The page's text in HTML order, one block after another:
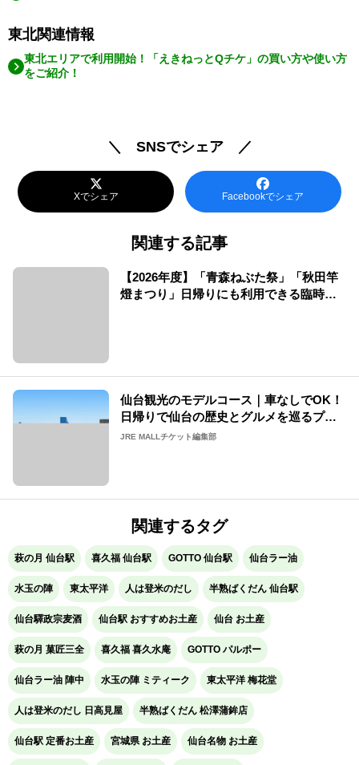
東北関連情報
東北エリアで利用開始！「えきねっとQチケ」の買い方や使い方
をご紹介！
＼ SNSでシェア ／
Xでシェア Facebookでシェア
関連する記事
【2026年度】「青森ねぶた祭」「秋田竿
燈まつり」日帰りにも利用できる臨時新
仙台観光のモデルコース｜車なしでOK！
日帰りで仙台の歴史とグルメを巡るプラ
ン【2026年】
JRE MALLチケット編集部
関連するタグ
萩の月 仙台駅 喜久福 仙台駅 GOTTO 仙台駅 仙台ラー油
水玉の陣 東太平洋 人は登米のだし 半熟ばくだん 仙台駅
仙台驛政宗麦酒 仙台駅 おすすめお土産 仙台 お土産
萩の月 菓匠三全 喜久福 喜久水庵 GOTTO パルポー
仙台ラー油 陣中 水玉の陣 ミティーク 東太平洋 梅花堂
人は登米のだし 日高見屋 半熟ばくだん 松澤蒲鉾店
仙台駅 定番お土産 宮城県 お土産 仙台名物 お土産